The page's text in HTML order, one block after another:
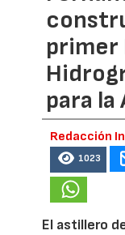
primer
para la
Redacción
1023
El astillero